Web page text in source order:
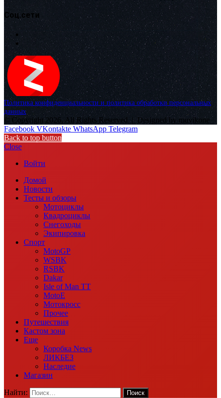
Соц.сети
Политика конфиденциальности и политика обработки персональных
данных
© Copyright 2026, All Rights Reserved | Designed by muvikone
Facebook VKontakte WhatsApp Telegram
Back to top button
Close
Войти
Домой
Новости
Тесты и обзоры
Мотоциклы
Квадроциклы
Снегоходы
Экипировка
Спорт
MotoGP
WSBK
RSBK
Dakar
Isle of Man TT
MotoE
Мотокросс
Прочее
Путешествия
Кастом зона
Еще
Коробка News
ЛИКБЕЗ
Наследие
Магазин
Найти: